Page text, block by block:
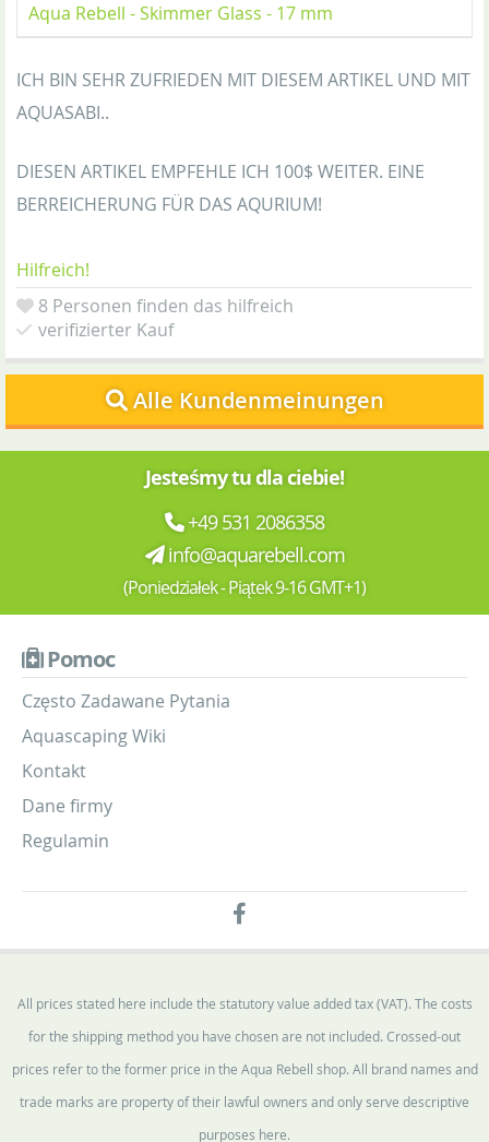
Aqua Rebell - Skimmer Glass - 17 mm
ICH BIN SEHR ZUFRIEDEN MIT DIESEM ARTIKEL UND MIT
AQUASABI..
DIESEN ARTIKEL EMPFEHLE ICH 100$ WEITER. EINE
BERREICHERUNG FÜR DAS AQURIUM!
Hilfreich!
8 Personen finden das hilfreich
verifizierter Kauf
Alle Kundenmeinungen
Jesteśmy tu dla ciebie!
+49 531 2086358
info@aquarebell.com
(Poniedziałek - Piątek 9-16 GMT+1)
Pomoc
Często Zadawane Pytania
Aquascaping Wiki
Kontakt
Dane firmy
Regulamin
All prices stated here include the statutory value added tax (VAT). The costs
for the shipping method you have chosen are not included. Crossed-out
prices refer to the former price in the Aqua Rebell shop. All brand names and
trade marks are property of their lawful owners and only serve descriptive
purposes here.